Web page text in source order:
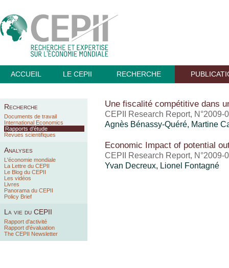
ACCUEIL LE CEPII RECHERCHE
Recherche
Documents de travail
International Economics
Rapports d’étude
Revues scientifiques
Analyses
L'économie mondiale
La Lettre du CEPII
Le Blog du CEPII
Les vidéos
Livres
Panorama du CEPII
Policy Brief
La vie du CEPII
Rapport d'activité
Rapport d'évaluation
The CEPII Newsletter
Une fiscalité compétitive dans
CEPII Research Report, N°2009-
Agnès Bénassy-Quéré, Martine
Economic Impact of potential
CEPII Research Report, N°2009-
Yvan Decreux, Lionel Fontagné